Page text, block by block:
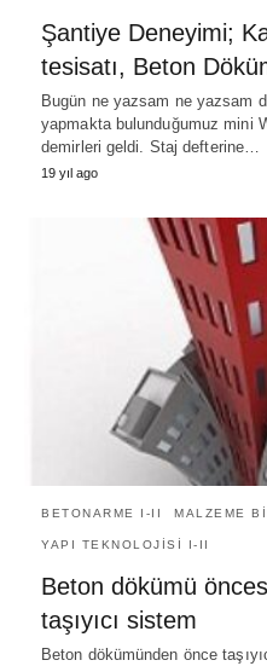
Şantiye Deneyimi;
tesisatı, Beton
Bugün ne yazsam ne yazsam
yapmakta bulunduğumuz mini
demirleri geldi. Staj defterine…
19 yıl ago
BETONARME I-II MALZEME
YAPI TEKNOLOJISI I-II
Beton dökümü
taşıyıcı sistem
Beton dökümünden önce